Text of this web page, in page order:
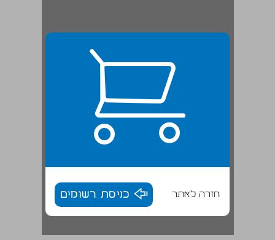
חזרה לאתר כניסת רשומים